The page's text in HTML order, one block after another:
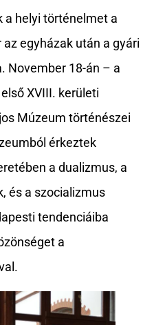
a helyi történelmet a
egyházak után a gyári
November 18-án – a
XVIII. kerületi
Múzeum történészei
érkeztek
a dualizmus, a
és a szocializmus
tendenciáiba
a